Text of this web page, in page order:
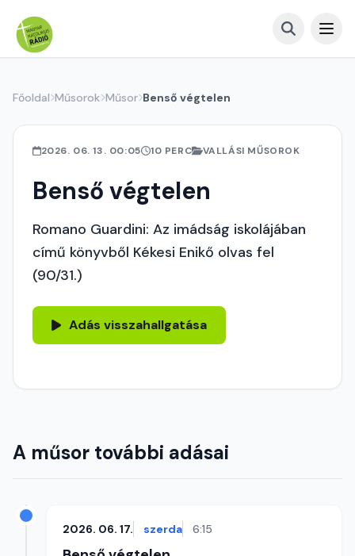
Főoldal Műsorok Műsor Benső végtelen
2026. 06. 13. 00:05 10 PERC VALLÁSI MŰSOROK
Benső végtelen
Romano Guardini: Az imádság iskolájában
című könyvből Kékesi Enikő olvas fel
(90/31.)
Adás visszahallgatása
A műsor további adásai
2026. 06. 17. szerda 6:15